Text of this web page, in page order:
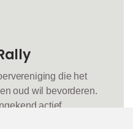
die het
oud wil bevorderen.
actief
wel 6!!